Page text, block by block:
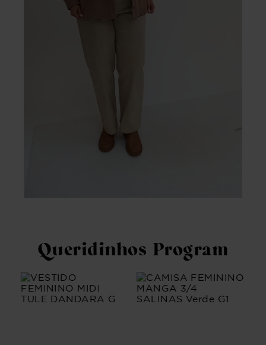
Queridinhos Program